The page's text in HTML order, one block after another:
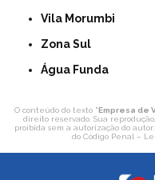
Vila Morumbi
Zona Sul
Água Funda
O conteúdo do texto "Empresa de
direito reservado. Sua
proibida sem a autorização do
do Código Penal –